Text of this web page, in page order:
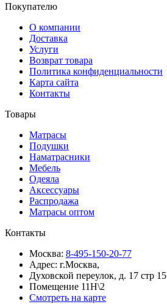
Покупателю
О компании
Доставка
Услуги
Возврат товара
Политика конфиденциальности
Карта сайта
Контакты
Товары
Матрасы
Подушки
Наматрасники
Мебель
Одеяла
Аксессуары
Распродажа
Матрасы оптом
Контакты
Москва: 8-495-150-20-77
Адрес: г.Москва,
Духовской переулок, д. 17 стр 15
Помещение 11Н\2
Смотреть на карте